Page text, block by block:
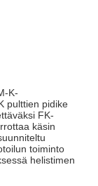
K-
pulttien pidike
FK-
käsin
toiminto
helistimen